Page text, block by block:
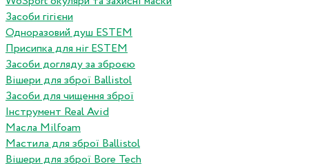
Засоби гігієни
Одноразовий душ ESTEM
Присипка для ніг ESTEM
Засоби догляду за зброєю
Вішери для зброї Ballistol
Засоби для чищення зброї
Інструмент Real Avid
Масла Milfoam
Мастила для зброї Ballistol
Вішери для зброї Bore Tech